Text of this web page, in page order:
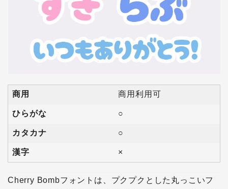
商用 商用利用可
ひらがな ○
カタカナ ○
漢字 ×
Cherry Bombフォントは、プクプクとした丸っこいフ